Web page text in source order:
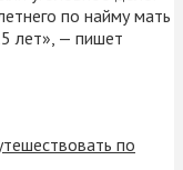
по найму мать
лет», — пишет
по